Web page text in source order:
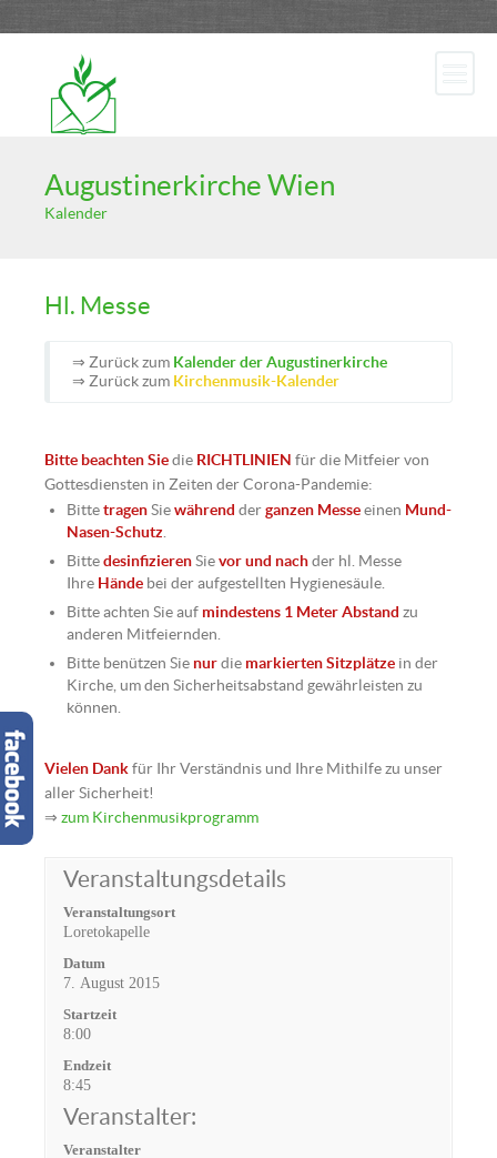
Augustinerkirche Wien
Kalender
Hl. Messe
⇒ Zurück zum Kalender der Augustinerkirche
⇒ Zurück zum Kirchenmusik-Kalender
Bitte beachten Siedie RICHTLINIEN für die Mitfeier von
Gottesdiensten in Zeiten der Corona-Pandemie:
BittetragenSiewährend derganzen Messeeinen Mund-
Nasen-Schutz
BittedesinfizierenSievor und nachder hl. Messe
Ihre Hände bei der aufgestellten Hygienesäule.
Bitte achten Sie auf mindestens 1 Meter Abstand zu
anderen Mitfeiernden.
Bitte benützen Sie nurdie markierten Sitzplätze in der
Kirche, um den Sicherheitsabstand gewährleisten zu
können.
Vielen Dankfür Ihr Verständnis und Ihre Mithilfe zu unser
aller Sicherheit!
⇒ zum Kirchenmusikprogramm
Veranstaltungsdetails
Veranstaltungsort
Loretokapelle
Datum
7. August 2015
Startzeit
8:00
Endzeit
8:45
Veranstalter:
Veranstalter